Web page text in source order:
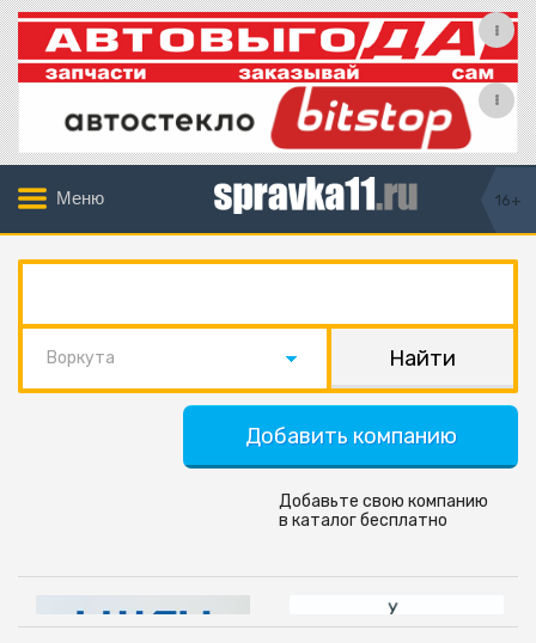
Меню 16+
Воркута
Добавить компанию
Добавьте свою компанию
в каталог бесплатно